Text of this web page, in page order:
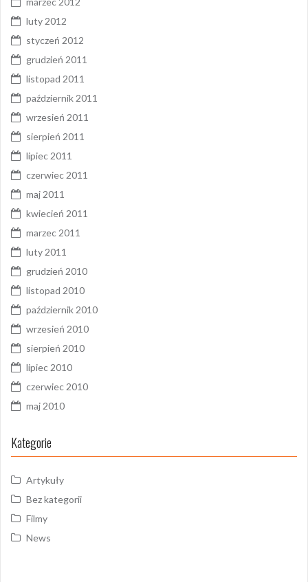
luty 2012
styczeń 2012
grudzień 2011
listopad 2011
październik 2011
wrzesień 2011
sierpień 2011
lipiec 2011
czerwiec 2011
maj 2011
kwiecień 2011
marzec 2011
luty 2011
grudzień 2010
listopad 2010
październik 2010
wrzesień 2010
sierpień 2010
lipiec 2010
czerwiec 2010
maj 2010
Kategorie
Artykuły
Bez kategorii
Filmy
News